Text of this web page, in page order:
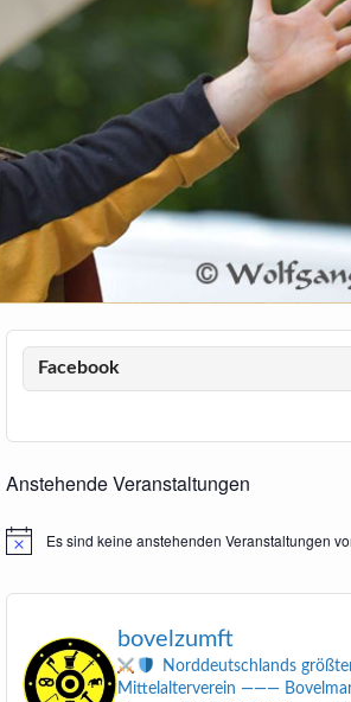
Facebook
Anstehende Veranstaltungen
HinweisEs sind keine anstehenden Veranstaltungen
bovelzumft
Norddeutschlands
Mittelalterverein ———